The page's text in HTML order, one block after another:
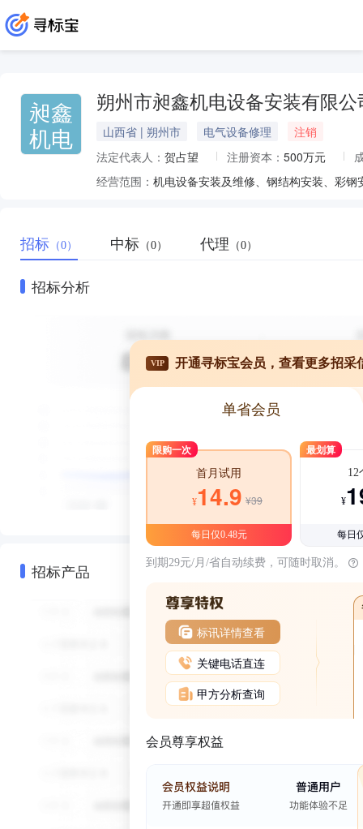
昶鑫
机电
朔州市昶鑫机电设备安装有限公
山西省 | 朔州市 电气设备修理
注销
法定代表人： 贺占望 注册资本： 500万元
经营范围：
招标 （0） 中标 （0） 代理 （0）
招标分析
招标产品
VIP 开通寻标宝会员，查看更多招采
单省会员
限购一次
首月试用
¥14.9 ¥39
每日仅0.48元
最划算
12
¥
每日
到期29元/月/省自动续费，可随时取消。
标讯详情查看
关键电话直连
甲方分析查询
会员尊享权益